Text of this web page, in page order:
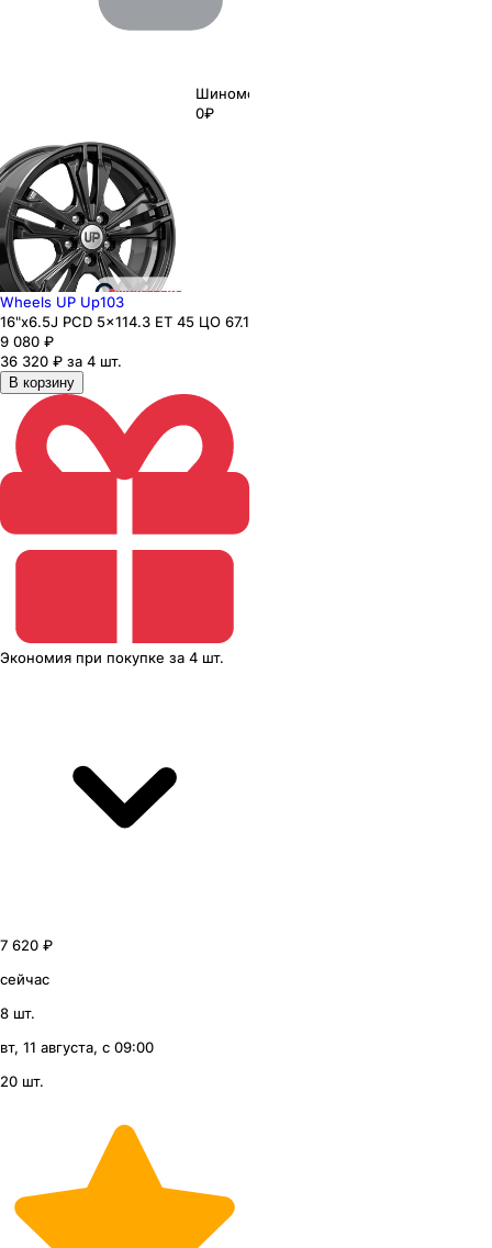
Шиномонтаж
0₽
Wheels UP Up103
16"x6.5J PCD 5x114.3 ЕТ 45 ЦО 67.1
9 080 ₽
36 320 ₽ за 4 шт.
В корзину
Экономия при покупке за 4 шт.
7 620 ₽
сейчас
8 шт.
вт, 11 августа, с 09:00
20 шт.